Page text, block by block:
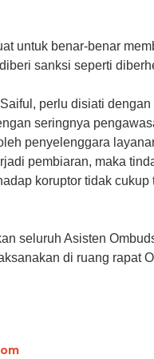
untuk benar-benar
sanksi seperti
perlu disiati
seringnya
penyelenggara
pembiaran, maka
koruptor tidak
seluruh Asisten
di ruang rapat